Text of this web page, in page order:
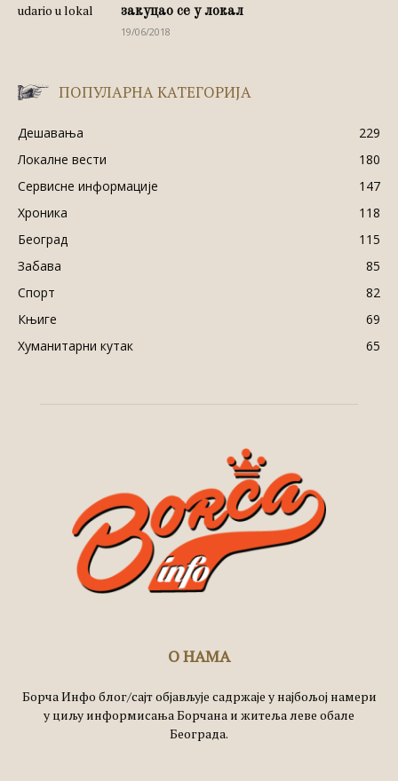
закуцао се у локал
19/06/2018
ПОПУЛАРНА КАТЕГОРИЈА
Дешавања
229
Локалне вести
180
Сервисне информације
147
Хроника
118
Београд
115
Забава
85
Спорт
82
Књиге
69
Хуманитарни кутак
65
О НАМА
Борча Инфо блог/сајт објављује садржаје у најбољој намери
у циљу информисања Борчана и житеља леве обале
Београда.